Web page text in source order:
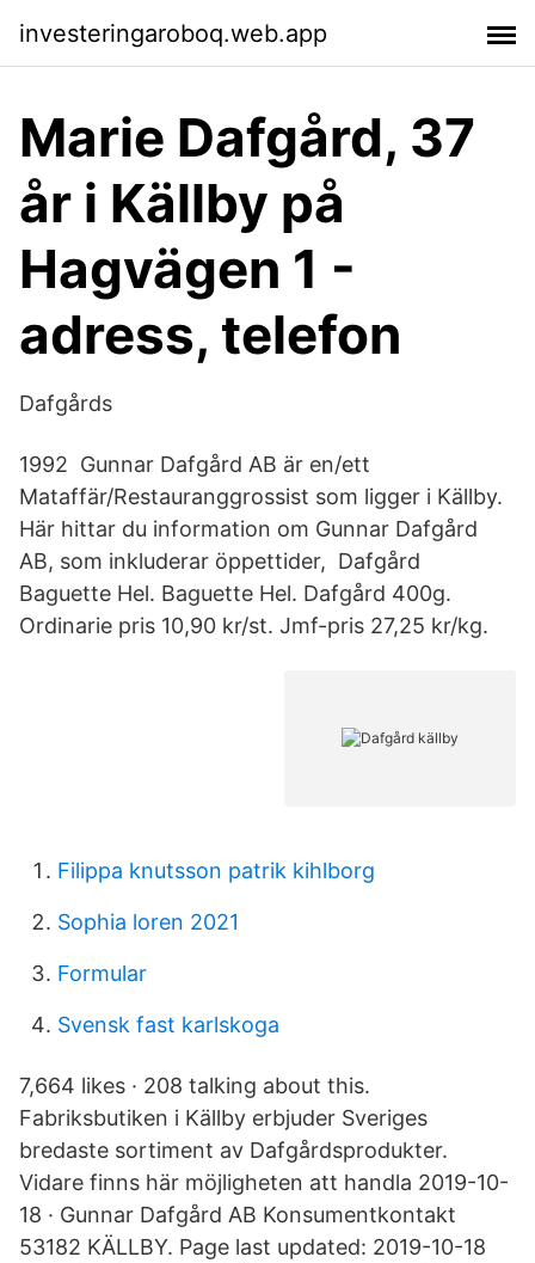
investeringaroboq.web.app
Marie Dafgård, 37
år i Källby på
Hagvägen 1 -
adress, telefon
Dafgårds
1992 Gunnar Dafgård AB är en/ett
Mataffär/Restauranggrossist som ligger i Källby.
Här hittar du information om Gunnar Dafgård
AB, som inkluderar öppettider, Dafgård
Baguette Hel. Baguette Hel. Dafgård 400g.
Ordinarie pris 10,90 kr/st. Jmf-pris 27,25 kr/kg.
Filippa knutsson patrik kihlborg
Sophia loren 2021
Formular
Svensk fast karlskoga
7,664 likes · 208 talking about this.
Fabriksbutiken i Källby erbjuder Sveriges
bredaste sortiment av Dafgårdsprodukter.
Vidare finns här möjligheten att handla 2019-10-
18 · Gunnar Dafgård AB Konsumentkontakt
53182 KÄLLBY. Page last updated: 2019-10-18